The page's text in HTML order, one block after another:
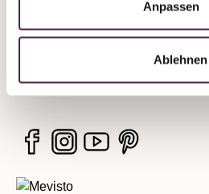
Anpassen
Ablehnen
Services